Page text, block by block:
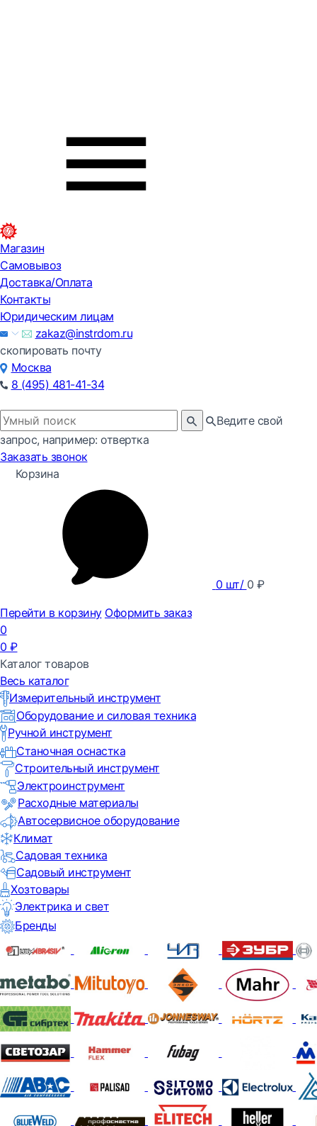
Магазин
Самовывоз
Доставка/Оплата
Контакты
Юридическим лицам
zakaz@instrdom.ru
скопировать почту
Москва
8 (495) 481-41-34
Ведите свой
запрос, например: отвертка
Заказать звонок
Корзина
0 шт/ 0 ₽
Перейти в корзину Оформить заказ
0
0 ₽
Каталог товаров
Весь каталог
Измерительный инструмент
Оборудование и силовая техника
Ручной инструмент
Станочная оснастка
Строительный инструмент
Электроинструмент
Расходные материалы
Автосервисное оборудование
Климат
Садовая техника
Садовый инструмент
Хозтовары
Электрика и свет
Бренды